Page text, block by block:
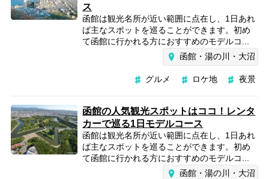
ス
函館は観光名所が近い範囲に点在し、1日あれ
ば主なスポットを巡ることができます。初め
て函館に行かれる方におすすめのモデルコ...
函館・湯の川・大沼
グルメ ロケ地 夜景
函館の人気観光スポットはココ！レンタ
カーで巡る1日モデルコース
函館は観光名所が近い範囲に点在し、1日あれ
ば主なスポットを巡ることができます。初め
て函館に行かれる方におすすめのモデルコ...
函館・湯の川・大沼